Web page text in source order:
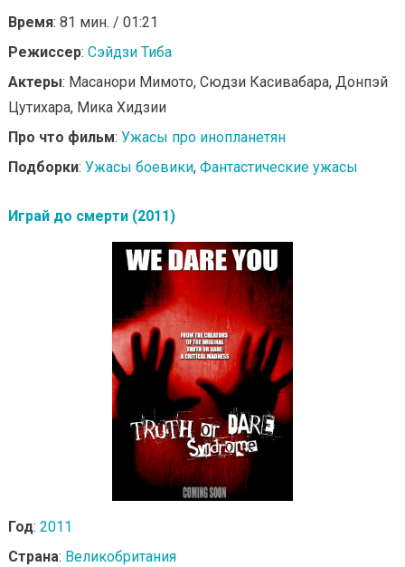
Время: 81 мин. / 01:21
Режиссер: Сэйдзи Тиба
Актеры: Масанори Мимото, Сюдзи Касивабара, Донпэй
Цутихара, Мика Хидзии
Про что фильм: Ужасы про инопланетян
Подборки: Ужасы боевики, Фантастические ужасы
Играй до смерти (2011)
Год: 2011
Страна: Великобритания